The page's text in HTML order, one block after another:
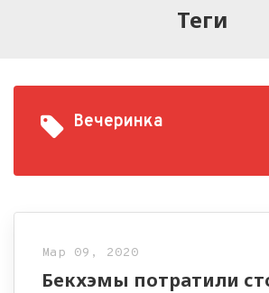
Теги
Вечеринка
Мар 09, 2020
Бекхэмы потратили